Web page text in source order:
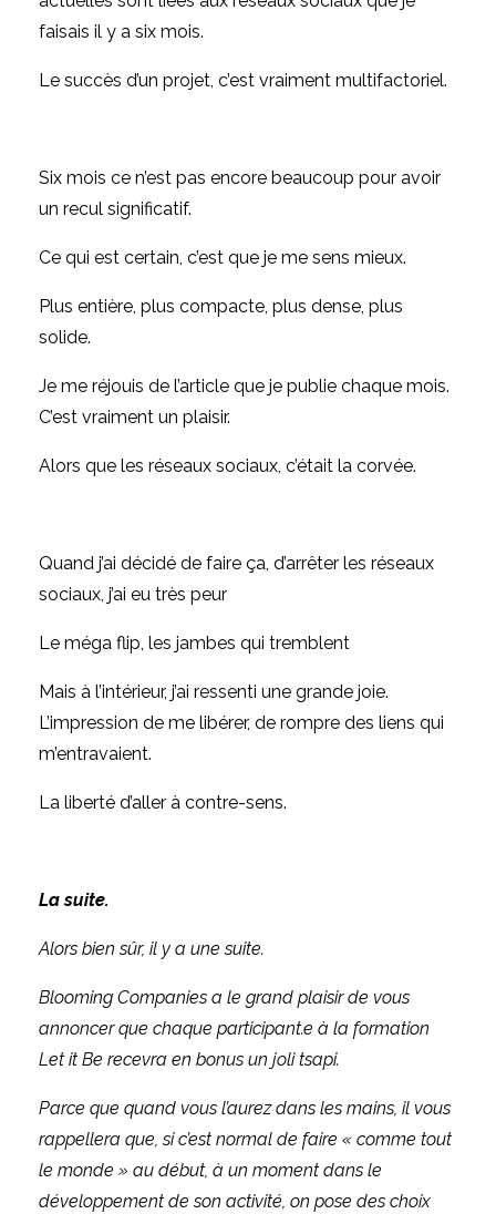
faisais il y a six mois.
Le succès d’un projet, c’est vraiment multifactoriel.
Six mois ce n’est pas encore beaucoup pour avoir
un recul significatif.
Ce qui est certain, c’est que je me sens mieux.
Plus entière, plus compacte, plus dense, plus
solide.
Je me réjouis de l’article que je publie chaque mois.
C’est vraiment un plaisir.
Alors que les réseaux sociaux, c’était la corvée.
Quand j’ai décidé de faire ça, d’arrêter les réseaux
sociaux, j’ai eu très peur
Le méga flip, les jambes qui tremblent
Mais à l’intérieur, j’ai ressenti une grande joie.
L’impression de me libérer, de rompre des liens qui
m’entravaient.
La liberté d’aller à contre-sens.
La suite.
Alors bien sûr, il y a une suite.
Blooming Companies a le grand plaisir de vous
annoncer que chaque participant.e à la formation
Let it Be recevra en bonus un joli tsapi.
Parce que quand vous l’aurez dans les mains, il vous
rappellera que, si c’est normal de faire « comme tout
le monde » au début, à un moment dans le
développement de son activité, on pose des choix